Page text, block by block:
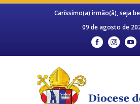
Caríssimo(a) irmão(ã), seja
09 de agosto de